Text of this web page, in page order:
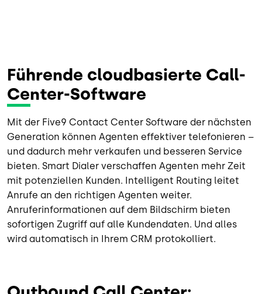
Führende cloudbasierte Call-
Center-Software
Mit der Five9 Contact Center Software der nächsten
Generation können Agenten effektiver telefonieren –
und dadurch mehr verkaufen und besseren Service
bieten. Smart Dialer verschaffen Agenten mehr Zeit
mit potenziellen Kunden. Intelligent Routing leitet
Anrufe an den richtigen Agenten weiter.
Anruferinformationen auf dem Bildschirm bieten
sofortigen Zugriff auf alle Kundendaten. Und alles
wird automatisch in Ihrem CRM protokolliert.